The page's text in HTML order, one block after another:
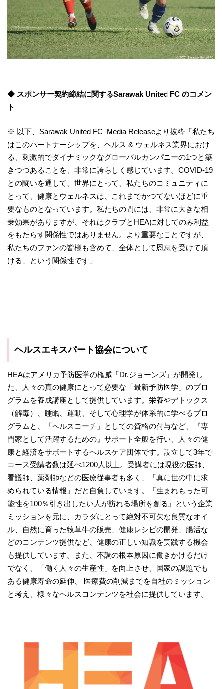
◆ スポンサー契約締結に関するSarawak United FC のコメン
ト
※ 以下、Sarawak United FC Media Releaseより抜粋「私たち
はこのパートナーシップを、ヘルス & ウェルネス業界におけ
る、刺激的でダイナミックなグローバルカンパニーの1つと築
きつつあることを、非常に誇らしく感じています。COVID-19
との闘いを通して、世界にとって、私たちのコミュニティに
とって、健康とウェルネスは、これまでかつてないほどに重
要なものとなっています。私たちの間には、非常に大きな相
乗効果がありますが、それはクラブとHEAに対してのみ利益
をもたらす関係性ではありません。より重要なことですが、
私たちのファンの皆様も含めて、全体として恩恵を受けて頂
ける、という関係性です」
ヘルスエキスパート協会について
HEAはアメリカ予防医学の権威「Dr.ジョーンズ」が開発し
た、人々の真の健康にとって必要な「最新予防医学」のプロ
グラムを養成講座として提供しています。栄養やデトックス
（解毒）、睡眠、運動、そして心理学が体系的に学べるプロ
グラムと、「ヘルスコーチ」としての資格の付与など、『専
門家として活躍するための』サポート全般を行い、人々の健
康と経済をサポートするヘルスケア団体です。設立して3年で
コース受講者数は延べ1200人以上。受講者には現役の医師、
看護師、薬剤師などの医療従事者も多く、「真に世の中に求
められている情報」だと自負しています。『生まれもった可
能性を100％引き出したい人が訪れる場所を創る』という企業
ミッションを元に、カラダにとって絶対不可欠な良質なオイ
ル、自然に育った牧草牛の販売、健康レシピの開発、腸活な
どのコンテンツ提供など、健康の正しい知識を実践する機会
も提供しています。また、不調の根本原因に働きかけるだけ
でなく、「働く人々の生産性」を向上させ、国家の課題でも
ある健康寿命の延伸、 医療費の削減までを自社のミッション
と考え、様々なヘルスコンテンツを社会に提供しています。